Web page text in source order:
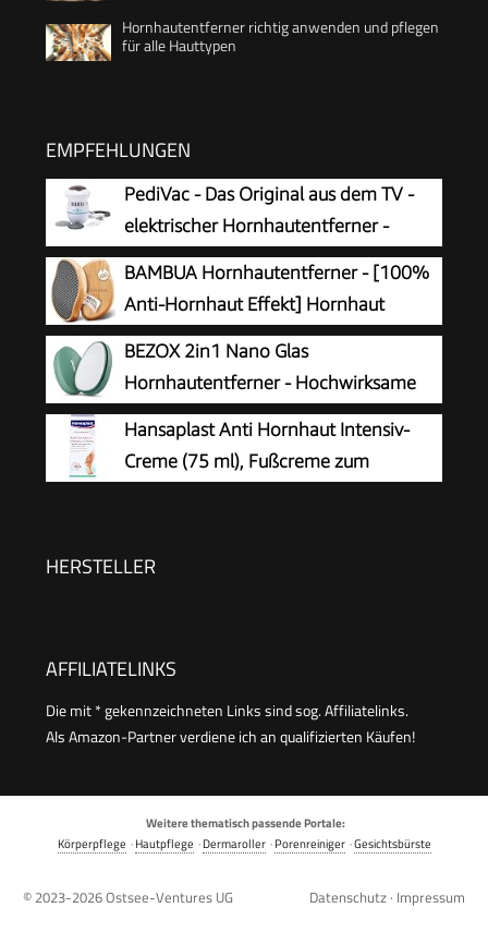
Hornhautentferner richtig anwenden und pflegen
für alle Hauttypen
EMPFEHLUNGEN
PediVac - Das Original aus dem TV -
elektrischer Hornhautentferner -
wiederaufladbar - Hornhauthobel -
Hornhautraspel - Fußpflege - Pediküre - 2
Aufsätze [grob & fein]
BAMBUA Hornhautentferner - [100%
Anti-Hornhaut Effekt] Hornhaut
Entfernen Fuß - Zur Fußpflege für
schöne Füße - Effektives Nano Glas -
Professionelle Pediküre - Premium Bimsstein
Fußpflege (Schwarz)
BEZOX 2in1 Nano Glas
Hornhautentferner - Hochwirksame
Hornhautfeile für samtweiche Füsse -
Professionelle Fußpflege sicher & schnell Zur
Hornhautentfernung auf nassen und trockenen
Hansaplast Anti Hornhaut Intensiv-
Creme (75 ml), Fußcreme zum
sehr trockene Haut mit Urea
HERSTELLER
AFFILIATELINKS
Die mit * gekennzeichneten Links sind sog. Affiliatelinks.
Als Amazon-Partner verdiene ich an qualifizierten Käufen!
Weitere thematisch passende Portale:
Körperpflege ·Hautpflege ·Dermaroller·Porenreiniger·Gesichtsbürste
© 2023-2026Ostsee-Ventures UG Datenschutz · Impressum